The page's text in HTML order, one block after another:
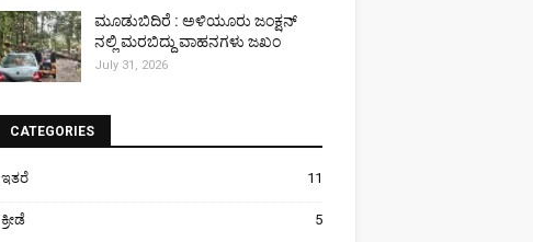
ಮೂಡುಬಿದಿರೆ : ಅಳಿಯೂರು ಜಂಕ್ಷನ್
ನಲ್ಲಿ ಮರಬಿದ್ದು ವಾಹನಗಳು ಜಖಂ
July 31, 2026
CATEGORIES
ಇತರೆ 11
ಕ್ರೀಡೆ 5